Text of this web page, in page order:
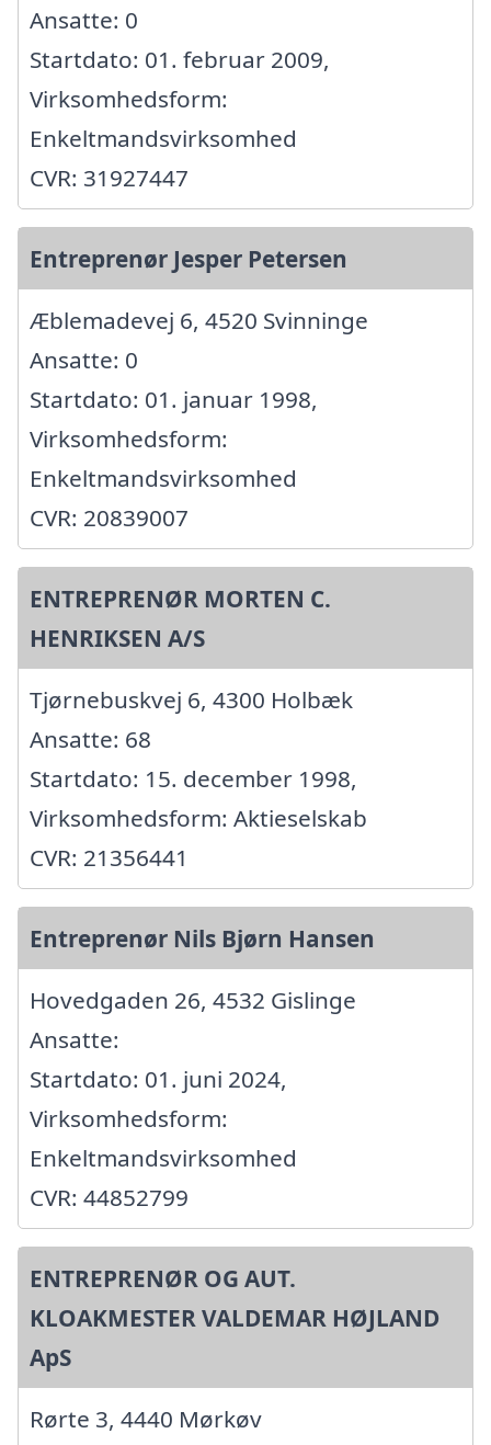
Ansatte: 0
Startdato: 01. februar 2009,
Virksomhedsform:
Enkeltmandsvirksomhed
CVR: 31927447
Entreprenør Jesper Petersen
Æblemadevej 6, 4520 Svinninge
Ansatte: 0
Startdato: 01. januar 1998,
Virksomhedsform:
Enkeltmandsvirksomhed
CVR: 20839007
ENTREPRENØR MORTEN C.
HENRIKSEN A/S
Tjørnebuskvej 6, 4300 Holbæk
Ansatte: 68
Startdato: 15. december 1998,
Virksomhedsform: Aktieselskab
CVR: 21356441
Entreprenør Nils Bjørn Hansen
Hovedgaden 26, 4532 Gislinge
Ansatte:
Startdato: 01. juni 2024,
Virksomhedsform:
Enkeltmandsvirksomhed
CVR: 44852799
ENTREPRENØR OG AUT.
KLOAKMESTER VALDEMAR HØJLAND
ApS
Rørte 3, 4440 Mørkøv